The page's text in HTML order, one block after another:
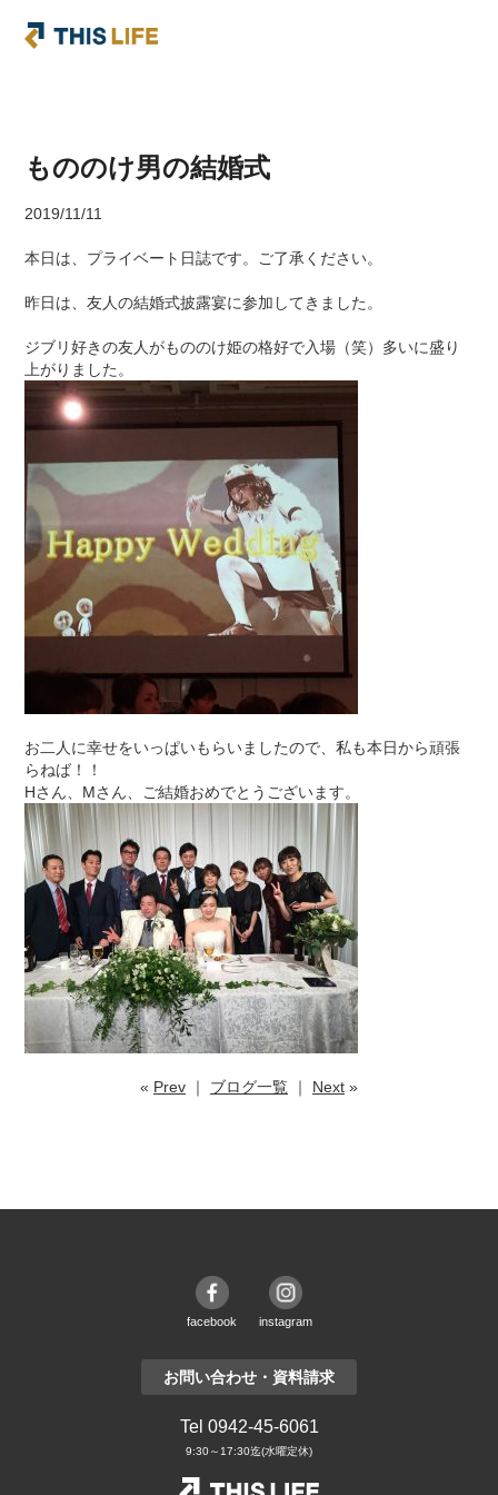
もののけ男の結婚式
2019/11/11
本日は、プライベート日誌です。ご了承ください。
昨日は、友人の結婚式披露宴に参加してきました。
ジブリ好きの友人がもののけ姫の格好で入場（笑）多いに盛り
上がりました。
お二人に幸せをいっぱいもらいましたので、私も本日から頑張
らねば！！
Hさん、Mさん、ご結婚おめでとうございます。
« Prev ｜ ブログ一覧 ｜ Next »
facebook instagram
お問い合わせ・資料請求
Tel 0942-45-6061
9:30～17:30迄(水曜定休)